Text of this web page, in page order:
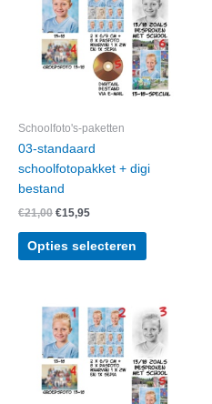
Schoolfoto's-paketten
03-standaard
schoolfotopakket + digi
bestand
€21,00 Oorspronkelijke
was:
€15,95Huidige
is:
Opties selecteren